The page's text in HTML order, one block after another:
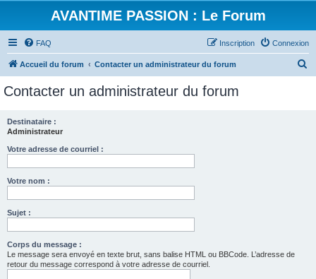
AVANTIME PASSION : Le Forum
FAQ Connexion
Inscription
Accueil du forum Contacter un administrateur du forum
Contacter un administrateur du forum
Destinataire :
Administrateur
Votre adresse de courriel :
Votre nom :
Sujet :
Corps du message :
Le message sera envoyé en texte brut, sans balise HTML ou BBCode. L’adresse de
retour du message correspond à votre adresse de courriel.